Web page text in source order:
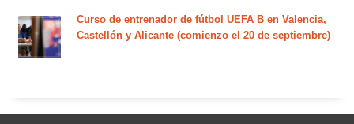
Curso de entrenador de fútbol UEFA B en Valencia,
Castellón y Alicante (comienzo el 20 de septiembre)